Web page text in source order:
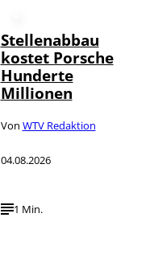
Stellenabbau
kostet Porsche
Hunderte
Millionen
Von WTV Redaktion
04.08.2026
1 Min.